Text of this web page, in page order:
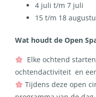
4 juli t/m 7 juli
15 t/m 18
Wat houdt de Open
Elke ochtend
ochtendactiviteit en
Tijdens deze open